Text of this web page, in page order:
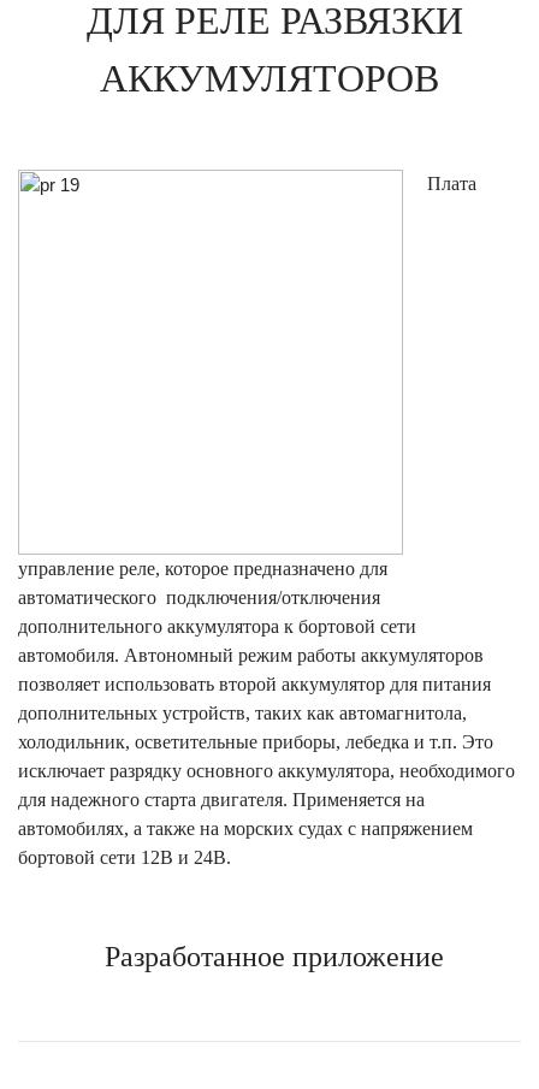
ДЛЯ РЕЛЕ РАЗВЯЗКИ
АККУМУЛЯТОРОВ
Плата
управление реле, которое предназначено для
автоматического подключения/отключения
дополнительного аккумулятора к бортовой сети
автомобиля. Автономный режим работы аккумуляторов
позволяет использовать второй аккумулятор для питания
дополнительных устройств, таких как автомагнитола,
холодильник, осветительные приборы, лебедка и т.п. Это
исключает разрядку основного аккумулятора, необходимого
для надежного старта двигателя. Применяется на
автомобилях, а также на морских судах с напряжением
бортовой сети 12В и 24В.
Разработанное приложение